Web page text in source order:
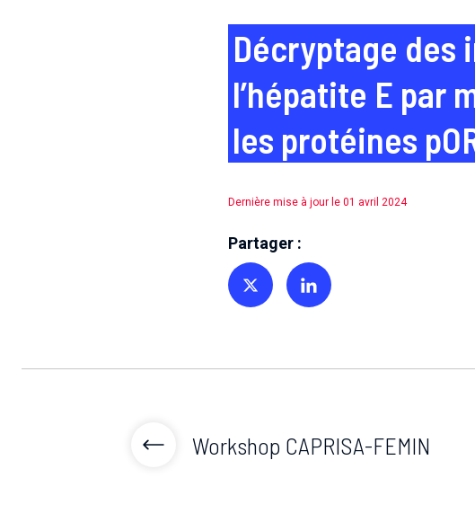
Décryptage des
l’hépatite E par
les protéines
Dernière mise à jour le 01 avril 2024
Partager :
Partager sur TwitterPartager sur Linkedin
Workshop CAPRISA-FEMIN